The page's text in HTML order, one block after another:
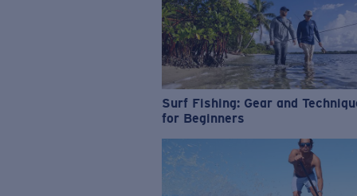
Surf Fishing: Gear and
for Beginners